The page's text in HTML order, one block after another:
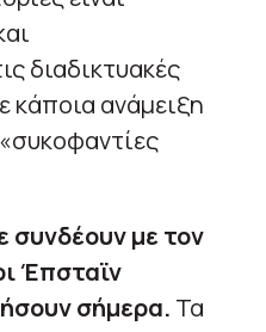
διαδικτυακές
κάποια ανάμειξη
συνδέουν με τον
Έπσταϊν
σήμερα. Τα